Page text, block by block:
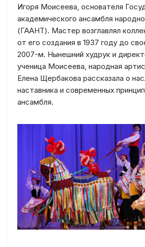
Игоря Моисеева, основателя
академического ансамбля
(ГААНТ). Мастер возглавлял
от его создания в 1937 году до
2007-м. Нынешний худрук и
ученица Моисеева, народная
Елена Щербакова рассказала о
наставника и современных
ансамбля.